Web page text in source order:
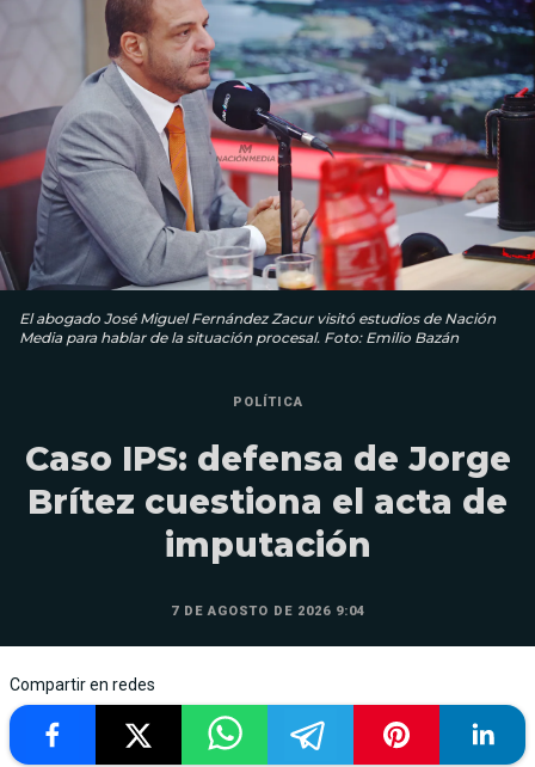
El abogado José Miguel Fernández Zacur visitó estudios de Nación
Media para hablar de la situación procesal. Foto: Emilio Bazán
POLÍTICA
Caso IPS: defensa de Jorge
Brítez cuestiona el acta de
imputación
7 DE AGOSTO DE 2026 9:04
Compartir en redes